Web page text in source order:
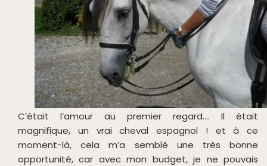
C’était l’amour au premier regard…. Il était
magnifique, un vrai cheval espagnol ! et à ce
moment-là, cela m’a semblé une très bonne
opportunité, car avec mon budget, je ne pouvais